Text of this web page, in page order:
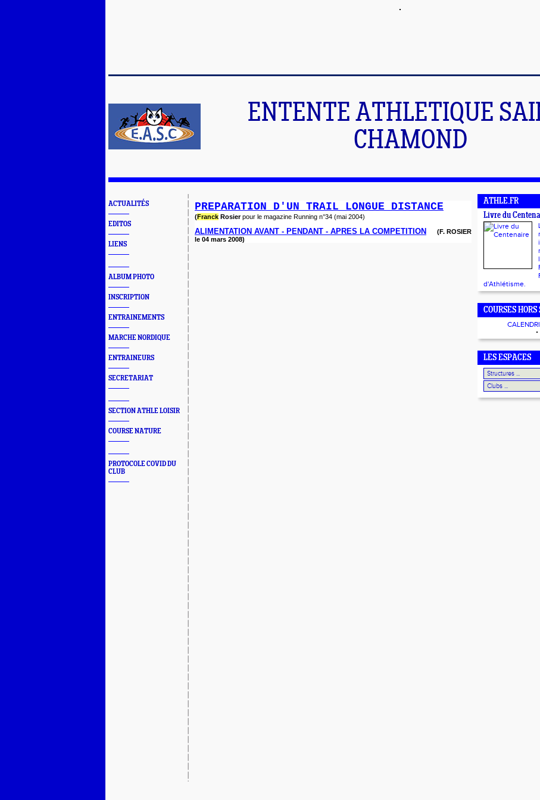
ENTENTE ATHLETIQUE
CHAMOND
ACTUALITÉS
EDITOS
LIENS
ALBUM PHOTO
INSCRIPTION
ENTRAINEMENTS
MARCHE NORDIQUE
ENTRAINEURS
SECRETARIAT
SECTION ATHLE LOISIR
COURSE NATURE
PROTOCOLE COVID DU
CLUB
PREPARATION D'UN TRAIL LONGUE DISTANCE
(Franck Rosierpour le magazine Running n°34 (mai 2004)
ALIMENTATION AVANT - PENDANT - APRES LA COMPETITION
(F. ROSIER
le 04 mars 2008)
ATHLE.FR
Livre du
d'Athlétisme.
COURSES
LES ESPACES